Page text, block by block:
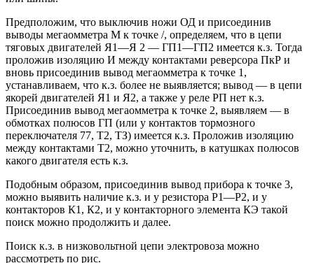
Предположим, что выключив ножи ОД и присоединив
выводы мегаомметра М к точке /, определяем, что в цепи
тяговых двигателей Я1—Я 2 — ГП1—ГП2 имеется к.з. Тогда
проложив изоляцию И между контактами реверсора ПкР и
вновь присоединив вывод мегаомметра к точке 1,
устанавливаем, что к.з. более не выявляется; вывод — в цепи
якорей двигателей Я1 и Я2, а также у реле РП нет к.з.
Присоединив вывод мегаомметра к точке 2, выявляем — в
обмотках полюсов ГП (или у контактов тормозного
переключателя 77, Т2, ТЗ) имеется к.з. Проложив изоляцию
между контактами Т2, можно уточнить, в катушках полюсов
какого двигателя есть к.з.
Подобным образом, присоединив вывод прибора к точке 3,
можно выявить наличие к.з. и у резистора Р1—Р2, и у
контакторов К1, К2, и у контакторного элемента КЭ такой
поиск можно продолжить и далее.
Поиск к.з. в низковольтной цепи электровоза можно
рассмотреть по рис.